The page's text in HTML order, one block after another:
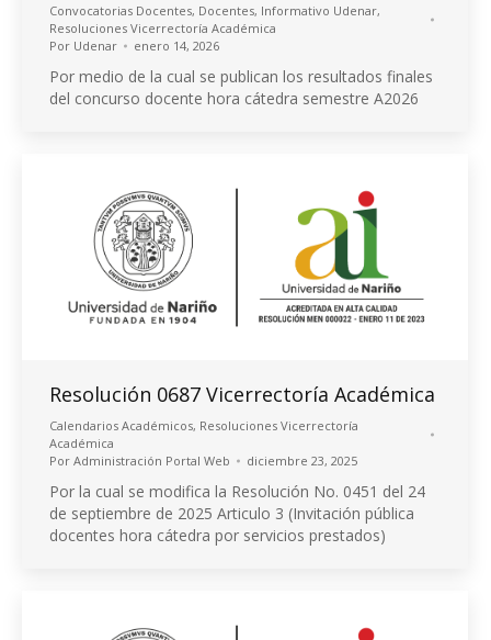
Convocatorias Docentes, Docentes, Informativo Udenar,
Resoluciones Vicerrectoría Académica
Por Udenar enero 14, 2026
Por medio de la cual se publican los resultados finales
del concurso docente hora cátedra semestre A2026
Resolución 0687 Vicerrectoría Académica
Calendarios Académicos, Resoluciones Vicerrectoría
Académica
Por Administración Portal Web diciembre 23, 2025
Por la cual se modifica la Resolución No. 0451 del 24
de septiembre de 2025 Articulo 3 (Invitación pública
docentes hora cátedra por servicios prestados)